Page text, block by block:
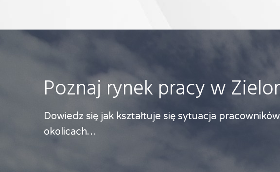
Poznaj rynek pracy w
Dowiedz się jak kształtuje się sytuacja
okolicach…